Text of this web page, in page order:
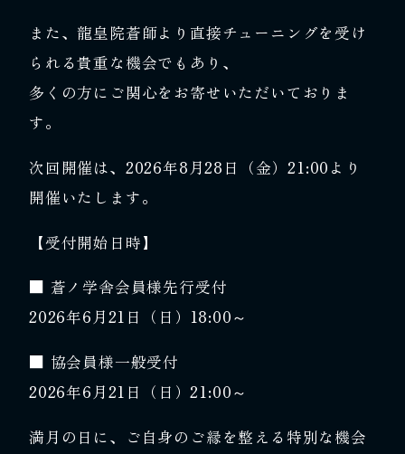
また、龍皇院蒼師より直接チューニングを受け
られる貴重な機会でもあり、
多くの方にご関心をお寄せいただいておりま
す。
次回開催は、2026年8月28日（金）21:00より
開催いたします。
【受付開始日時】
■ 蒼ノ学舎会員様先行受付
2026年6月21日（日）18:00～
■ 協会員様一般受付
2026年6月21日（日）21:00～
満月の日に、ご自身のご縁を整える特別な機会